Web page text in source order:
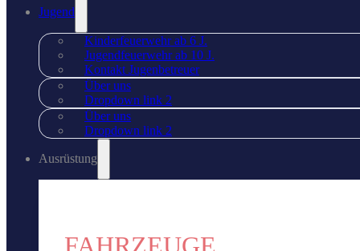
Jugend
Kinderfeuerwehr ab 6 J.
Jugendfeuerwehr ab 10 J.
Kontakt Jugenbetreuer
Über uns
Dropdown link 2
Über uns
Dropdown link 2
Ausrüstung